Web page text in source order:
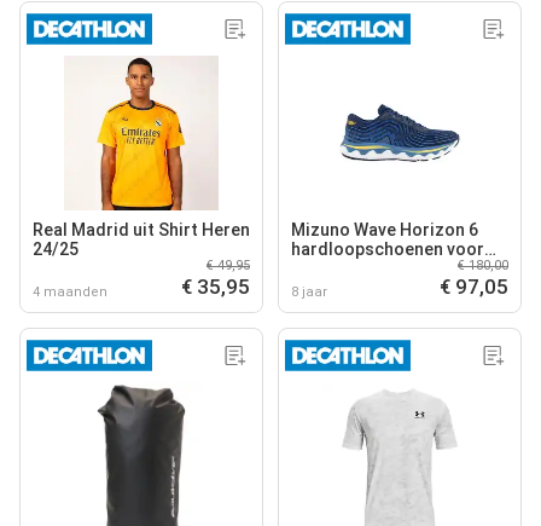
Real Madrid uit Shirt Heren
24/25
4 maanden
€ 49,95
€ 35,95
Mizuno Wave Horizon 6
hardloopschoenen voor
8 jaar
€ 180,00
€ 97,05